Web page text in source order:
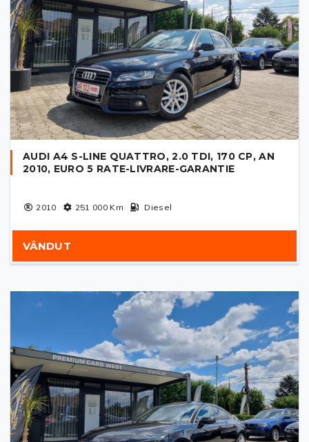
AUDI A4 S-LINE QUATTRO, 2.0 TDI, 170 CP, AN
2010, EURO 5 RATE-LIVRARE-GARANTIE
2010 251 000Km Diesel
VÂNDUT